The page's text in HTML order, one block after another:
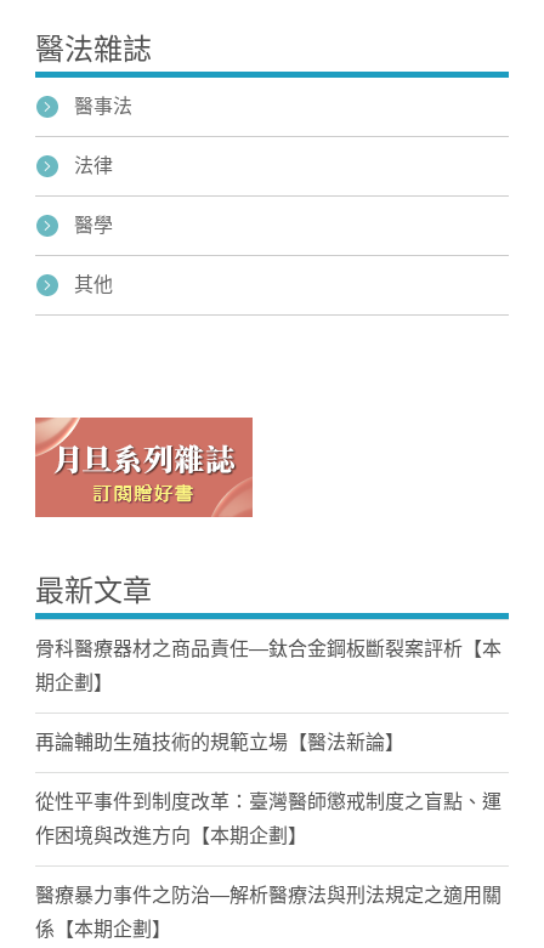
醫法雜誌
醫事法
法律
醫學
其他
最新文章
骨科醫療器材之商品責任—鈦合金鋼板斷裂案評析【本
期企劃】
再論輔助生殖技術的規範立場【醫法新論】
從性平事件到制度改革：臺灣醫師懲戒制度之盲點、運
作困境與改進方向【本期企劃】
醫療暴力事件之防治—解析醫療法與刑法規定之適用關
係【本期企劃】